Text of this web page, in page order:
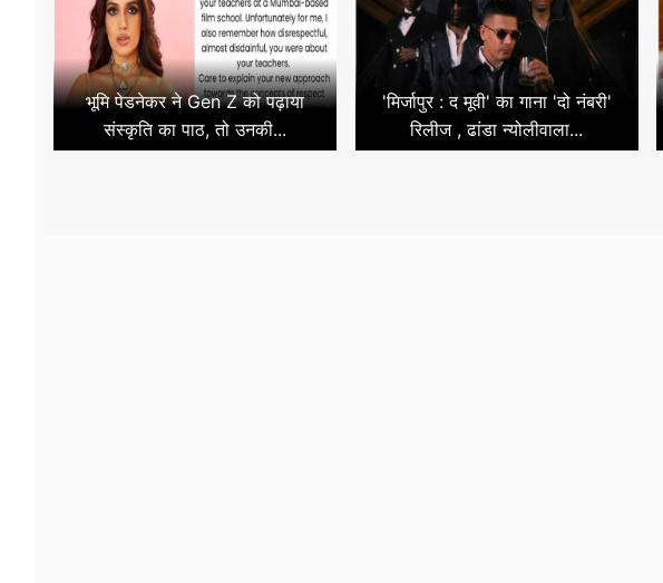
भूमि पेडनेकर ने Gen Z को पढ़ाया
संस्कृति का पाठ, तो उनकी...
'मिर्जापुर : द मूवी' का गाना 'दो नंबरी'
रिलीज , ढांडा न्योलीवाला...